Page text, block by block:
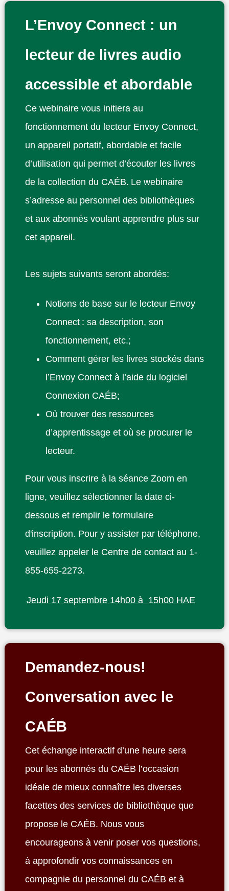
L’Envoy Connect : un
lecteur de livres audio
accessible et abordable
Ce webinaire vous initiera au
fonctionnement du lecteur Envoy Connect,
un appareil portatif, abordable et facile
d’utilisation qui permet d’écouter les livres
de la collection du CAÉB. Le webinaire
s’adresse au personnel des bibliothèques
et aux abonnés voulant apprendre plus sur
cet appareil.
Les sujets suivants seront abordés:
Notions de base sur le lecteur Envoy
Connect : sa description, son
fonctionnement, etc.;
Comment gérer les livres stockés dans
l’Envoy Connect à l’aide du logiciel
Connexion CAÉB;
Où trouver des ressources
d’apprentissage et où se procurer le
lecteur.
Pour vous inscrire à la séance Zoom en
ligne, veuillez sélectionner la date ci-
dessous et remplir le formulaire
d'inscription. Pour y assister par téléphone,
veuillez appeler le Centre de contact au 1-
855-655-2273.
Jeudi 17 septembre 14h00 à 15h00 HAE
Demandez-nous!
Conversation avec le
CAÉB
Cet échange interactif d’une heure sera
pour les abonnés du CAÉB l’occasion
idéale de mieux connaître les diverses
facettes des services de bibliothèque que
propose le CAÉB. Nous vous
encourageons à venir poser vos questions,
à approfondir vos connaissances en
compagnie du personnel du CAÉB et à